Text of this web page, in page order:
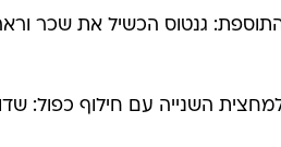
השנייה עם חילוף כפול: